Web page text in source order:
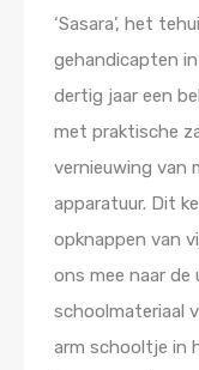
‘Sasara’, het
gehandicapten
dertig jaar een
met praktische
vernieuwing van
apparatuur. Dit
opknappen van
ons mee naar de
schoolmateriaal
arm schooltje in